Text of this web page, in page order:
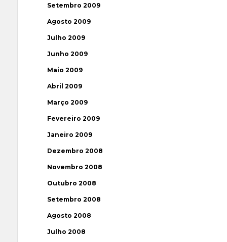
Setembro 2009
Agosto 2009
Julho 2009
Junho 2009
Maio 2009
Abril 2009
Março 2009
Fevereiro 2009
Janeiro 2009
Dezembro 2008
Novembro 2008
Outubro 2008
Setembro 2008
Agosto 2008
Julho 2008